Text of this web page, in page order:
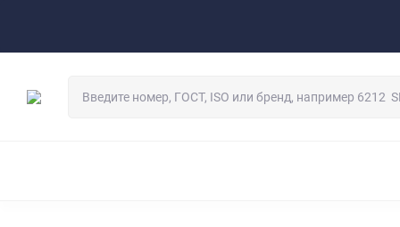
Сертификаты
Гарантии Логистика
Сотрудничество